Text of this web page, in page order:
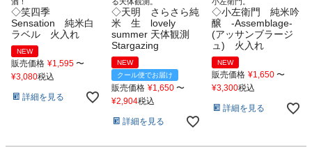
◇笑四季
Sensation 純米白
ラベル 火入れ
NEW
販売価格 ¥1,595 〜
¥3,080税込
詳細を見る
◇天明 さらさら純
米 生 lovely
summer 天体観測
Stargazing
NEW
クール便でお届け
販売価格 ¥1,650 〜
¥2,904税込
詳細を見る
◇小左衛門 純米吟
醸 -Assemblage-
(アッサンブラージ
ュ) 火入れ
NEW
販売価格 ¥1,650 〜
¥3,300税込
詳細を見る